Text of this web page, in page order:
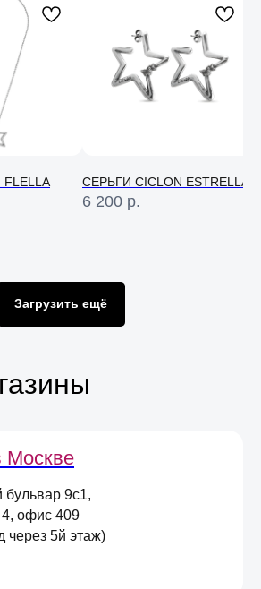
СЕРЬГИ CICLON ESTRELLA
6 200 р.
Загрузить ещё
Москве
бульвар 9с1,
4, офис 409
5й этаж)
заказ*
в магазине,
маркетинговых
соц. сетях или